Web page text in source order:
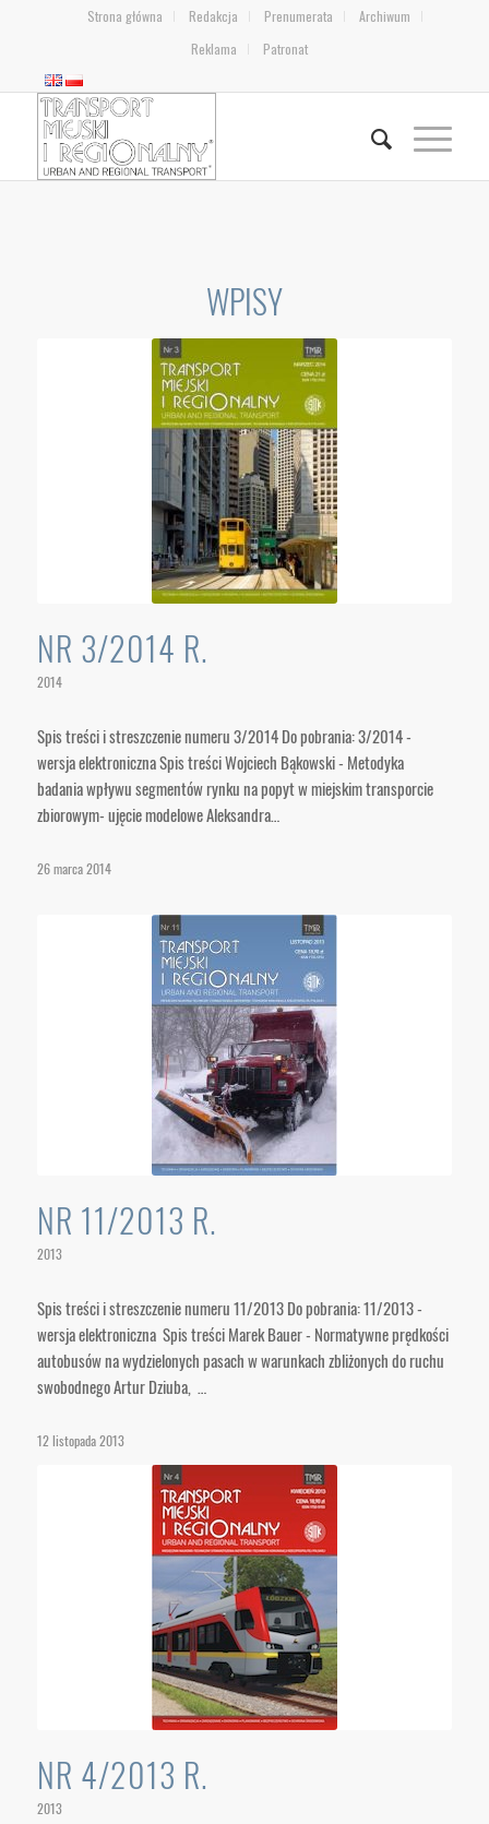
Strona główna Redakcja Prenumerata
Archiwum
Reklama
Patronat
WPISY
NR 3/2014 R.
2014
Spis treści i streszczenie numeru 3/2014 Do pobrania: 3/2014 -
wersja elektroniczna Spis treści Wojciech Bąkowski - Metodyka
badania wpływu segmentów rynku na popyt w miejskim transporcie
zbiorowym- ujęcie modelowe Aleksandra…
26 marca 2014
NR 11/2013 R.
2013
Spis treści i streszczenie numeru 11/2013 Do pobrania: 11/2013 -
wersja elektroniczna Spis treści Marek Bauer - Normatywne prędkości
autobusów na wydzielonych pasach w warunkach zbliżonych do ruchu
swobodnego Artur Dziuba, …
12 listopada 2013
NR 4/2013 R.
2013